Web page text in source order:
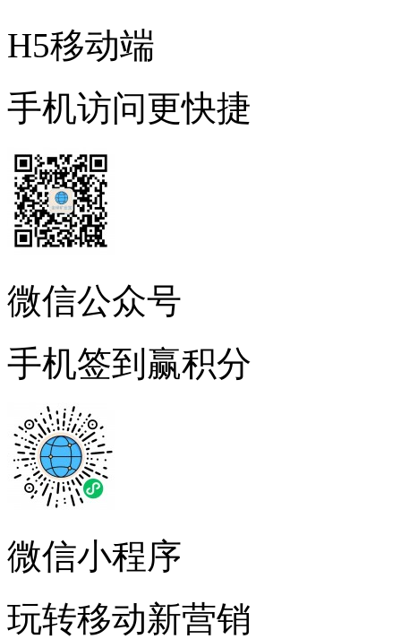
H5移动端
手机访问更快捷
微信公众号
手机签到赢积分
微信小程序
玩转移动新营销